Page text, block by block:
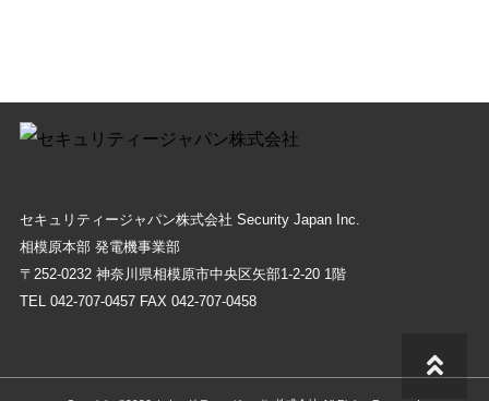
セキュリティージャパン株式会社 Security Japan Inc.
相模原本部 発電機事業部
〒252-0232 神奈川県相模原市中央区⽮部1-2-20 1階
TEL 042-707-0457 FAX 042-707-0458